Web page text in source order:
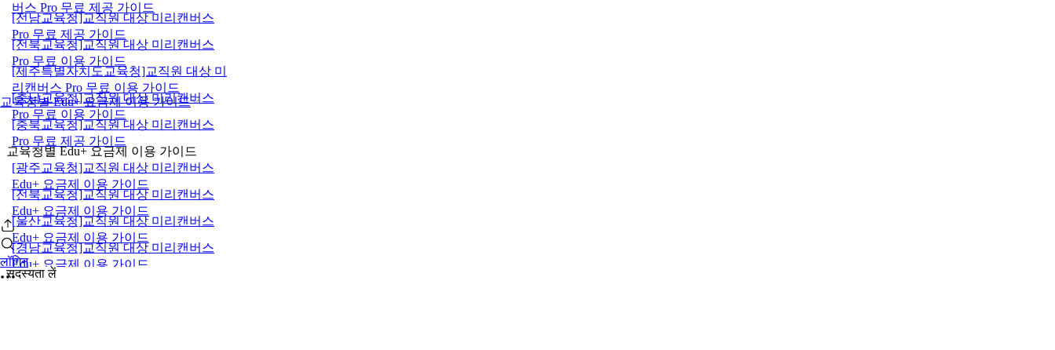
교육청별 Edu+ 요금제 이용 가이드
लॉगिन
버스 Pro 무료 제공 가이드
[전남교육청]교직원 대상 미리캔버스
Pro 무료 제공 가이드
[전북교육청]교직원 대상 미리캔버스
Pro 무료 이용 가이드
[제주특별자치도교육청]교직원 대상 미
리캔버스 Pro 무료 이용 가이드
[충남교육청]교직원 대상 미리캔버스
Pro 무료 이용 가이드
[충북교육청]교직원 대상 미리캔버스
Pro 무료 제공 가이드
교육청별 Edu+ 요금제 이용 가이드
[광주교육청]교직원 대상 미리캔버스
Edu+ 요금제 이용 가이드
[전북교육청]교직원 대상 미리캔버스
Edu+ 요금제 이용 가이드
[울산교육청]교직원 대상 미리캔버스
Edu+ 요금제 이용 가이드
[경남교육청]교직원 대상 미리캔버스
Edu+ 요금제 이용 가이드
सदस्यता लें